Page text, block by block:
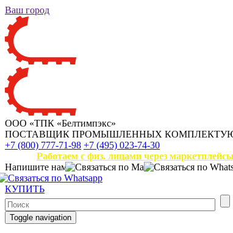
Ваш город
ООО «ТПК «Белтимпэкс»
ПОСТАВЩИК ПРОМЫШЛЕННЫХ
+7 (800) 777-71-98 +7 (495) 023-74-30
Работаем с физ. лицами через маркетплейсы
Напишите нам
КУПИТЬ
Toggle navigation